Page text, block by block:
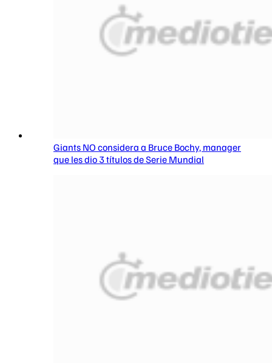
Giants NO considera a Bruce Bochy, manager
que les dio 3 títulos de Serie Mundial